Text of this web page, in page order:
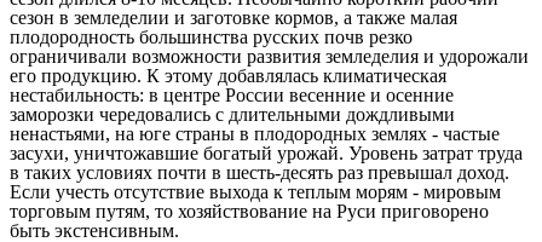
сезон в земледелии и заготовке кормов, а также малая
плодородность большинства русских почв резко
ограничивали возможности развития земледелия и удорожали
его продукцию. К этому добавлялась климатическая
нестабильность: в центре России весенние и осенние
заморозки чередовались с длительными дождливыми
ненастьями, на юге страны в плодородных землях - частые
засухи, уничтожавшие богатый урожай. Уровень затрат труда
в таких условиях почти в шесть-десять раз превышал доход.
Если учесть отсутствие выхода к теплым морям - мировым
торговым путям, то хозяйствование на Руси приговорено
быть экстенсивным.